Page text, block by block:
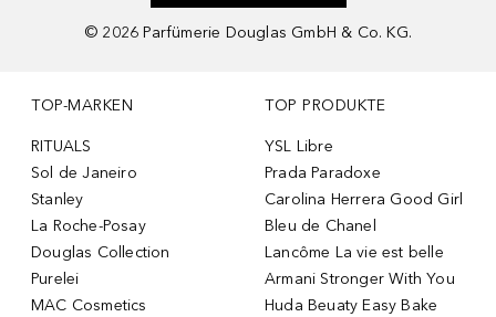
© 2026 Parfümerie Douglas GmbH & Co. KG.
TOP-MARKEN
RITUALS
Sol de Janeiro
Stanley
La Roche-Posay
Douglas Collection
Purelei
MAC Cosmetics
TOP PRODUKTE
YSL Libre
Prada Paradoxe
Carolina Herrera Good Girl
Bleu de Chanel
Lancôme La vie est belle
Armani Stronger With You
Huda Beuaty Easy Bake